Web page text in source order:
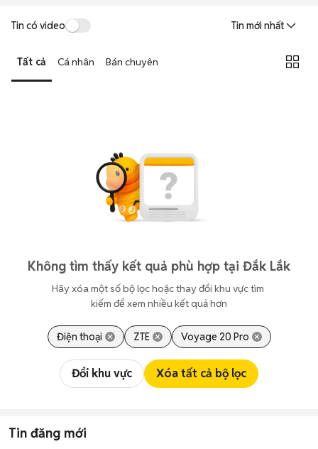
Tin có video Tin mới nhất
Tất cả Cá nhân Bán chuyên
Không tìm thấy kết quả phù hợp tại Đắk Lắk
Hãy xóa một số bộ lọc hoặc thay đổi khu vực tìm
kiếm để xem nhiều kết quả hơn
Điện thoại ZTE Voyage 20 Pro
Đổi khu vực Xóa tất cả bộ lọc
Tin đăng mới